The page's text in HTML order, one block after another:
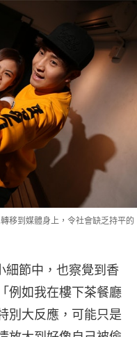
移到媒體身上，令社會缺乏持平的
節中，也察覺到香
例如我在樓下茶餐廳
別大反應，可能只是